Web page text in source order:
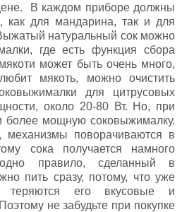
В каждом приборе должны
как для мандарина, так и для
натуральный сок можно
где есть функция сбора
может быть очень много,
мякоть, можно очистить
для цитрусовых
около 20-80 Вт. Но, при
более мощную соковыжималку.
механизмы поворачиваются в
сока получается намного
правило, сделанный в
пить сразу, потому, что уже
теряются его вкусовые и
не забудьте при покупке